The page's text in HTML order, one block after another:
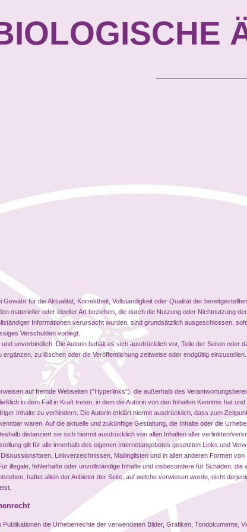
Gewähr für die Aktualität, Korrektheit, Vollständigkeit oder Qualität der
materieller oder ideeller Art beziehen, die durch die Nutzung oder Nichtnutzung
Informationen verursacht wurden, sind grundsätzlich ausgeschlossen,
Verschulden vorliegt.
und unverbindlich. Die Autorin behält es sich ausdrücklich vor, Teile der Seiten oder
zu löschen oder die Veröffentlichung zeitweise oder endgültig einzustellen.
auf fremde Webseiten ("Hyperlinks"), die außerhalb des
in dem Fall in Kraft treten, in dem die Autorin von den Inhalten Kenntnis hat
Inhalte zu verhindern. Die Autorin erklärt hiermit ausdrücklich, dass zum
waren. Auf die aktuelle und zukünftige Gestaltung, die Inhalte oder die
distanziert sie sich hiermit ausdrücklich von allen Inhalten aller verlinkten/
gilt für alle innerhalb des eigenen Internetangebotes gesetzten Links und
Linkverzeichnissen, Mailinglisten und in allen anderen Formen
illegale, fehlerhafte oder unvollständige Inhalte und insbesondere für Schäden,
haftet allein der Anbieter der Seite, auf welche verwiesen wurde, nicht
Publikationen die Urheberrechte der verwendeten Bilder, Grafiken, Tondokumente,